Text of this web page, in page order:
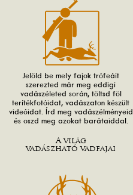
Jelöld be mely fajok trófeáit
szerezted már meg eddigi
vadászéleted során, töltsd föl
terítékfotóidat, vadászaton készült
videóidat. Írd meg vadászélményeid
és oszd meg azokat barátaiddal.
A világ
vadászható vadfajai